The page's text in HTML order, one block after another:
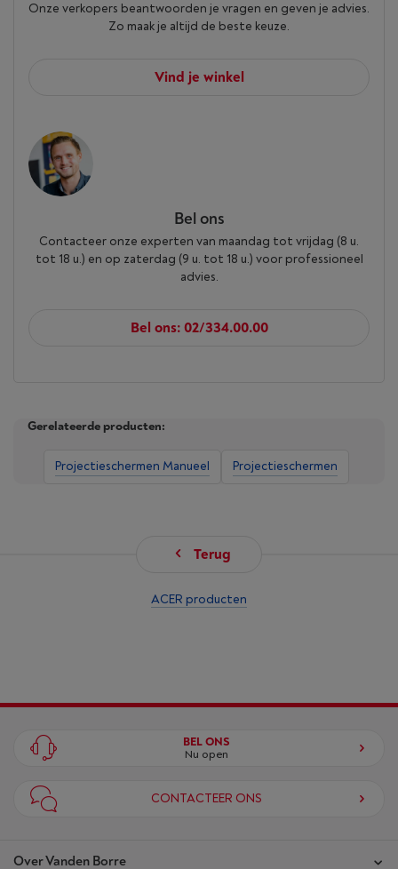
Onze verkopers beantwoorden je vragen en geven je advies.
Zo maak je altijd de beste keuze.
Vind je winkel
Bel ons
Contacteer onze experten van maandag tot vrijdag (8 u.
tot 18 u.) en op zaterdag (9 u. tot 18 u.) voor professioneel
advies.
Bel ons: 02/334.00.00
Gerelateerde producten:
Projectieschermen Manueel Projectieschermen
Terug
ACER producten
Over Vanden Borre
BEL ONS
Nu open
CONTACTEER ONS